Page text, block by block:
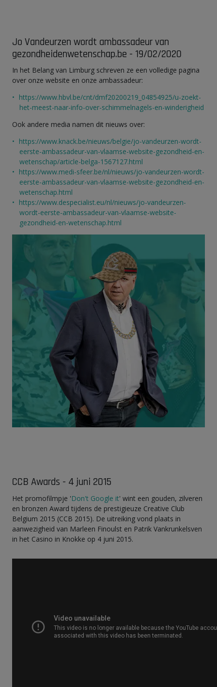
Jo Vandeurzen wordt ambassadeur van
gezondheidenwetenschap.be - 19/02/2020
In het Belang van Limburg schreven ze een volledige pagina
over onze website en onze ambassadeur:
https://www.hbvl.be/cnt/dmf20200219_04854925/u-zoekt-
het-meest-naar-info-over-schimmelnagels-en-winderigheid
Ook andere media namen dit nieuws over:
https://www.knack.be/nieuws/belgie/jo-vandeurzen-wordt-
eerste-ambassadeur-van-vlaamse-website-gezondheid-en-
wetenschap/article-belga-1567127.html
https://www.medi-sfeer.be/nl/nieuws/jo-vandeurzen-wordt-
eerste-ambassadeur-van-vlaamse-website-gezondheid-en-
wetenschap.html
https://www.despecialist.eu/nl/nieuws/jo-vandeurzen-
wordt-eerste-ambassadeur-van-vlaamse-website-
gezondheid-en-wetenschap.html
CCB Awards - 4 juni 2015
Het promofilmpje 'Don't Google it' wint een gouden, zilveren
en bronzen Award tijdens de prestigieuze Creative Club
Belgium 2015 (CCB 2015). De uitreiking vond plaats in
aanwezigheid van Marleen Finoulst en Patrik Vankrunkelsven
in het Casino in Knokke op 4 juni 2015.